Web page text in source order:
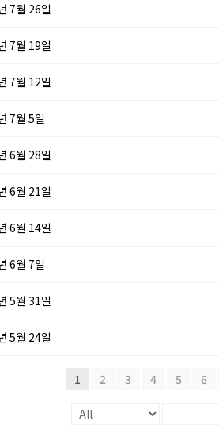
7월 26일
7월 19일
7월 12일
7월 5일
6월 28일
6월 21일
6월 14일
6월 7일
5월 31일
5월 24일
1 2 3 4 5 6